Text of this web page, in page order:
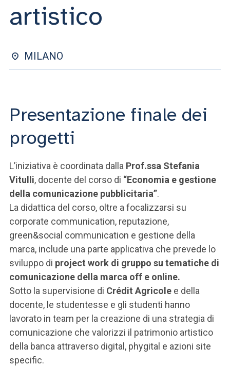
SEI UN DOCENTE O UN MEMBRO DELLO STAFF
artistico
MILANO
Presentazione finale dei
progetti
L’iniziativa è coordinata dalla Prof.ssa Stefania
Vitulli, docente del corso di “Economia e gestione
della comunicazione pubblicitaria”.
La didattica del corso, oltre a focalizzarsi su
corporate communication, reputazione,
green&social communication e gestione della
marca, include una parte applicativa che prevede lo
sviluppo di project work di gruppo su tematiche di
comunicazione della marca off e online.
Sotto la supervisione di Crédit Agricole e della
docente, le studentesse e gli studenti hanno
lavorato in team per la creazione di una strategia di
comunicazione che valorizzi il patrimonio artistico
della banca attraverso digital, phygital e azioni site
specific.